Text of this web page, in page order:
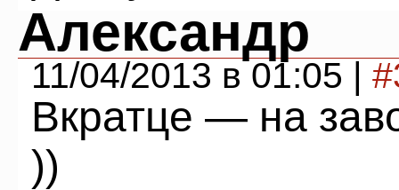
Александр
11/04/2013 в 01:05 |
Вкратце — на
))